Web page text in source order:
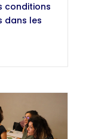
conditions
dans les